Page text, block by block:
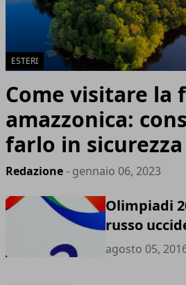
ESTERI
Come visitare la
amazzonica:
farlo in sicurezza
Redazione- gennaio 06, 2023
Olimpiadi
russo
agosto 05,